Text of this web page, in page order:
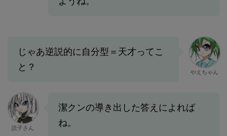
じゃあ逆説的に自分型＝天才ってこ
と？
やえちゃん
読子さん
潔クンの導き出した答えによれば
ね。